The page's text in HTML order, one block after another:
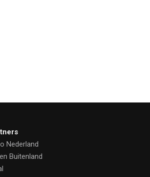
Nederland
Buitenland